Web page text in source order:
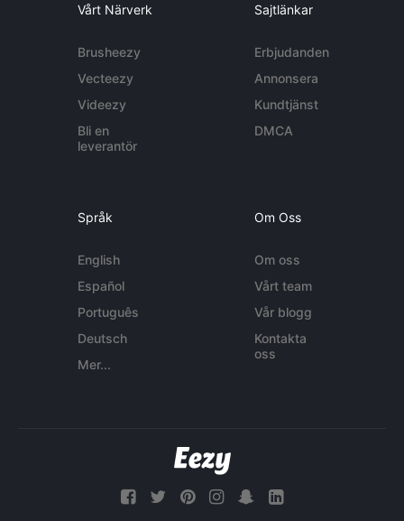
Vårt Närverk
Brusheezy
Vecteezy
Videezy
Bli en
leverantör
Sajtlänkar
Erbjudanden
Annonsera
Kundtjänst
DMCA
Språk
English
Español
Português
Deutsch
Mer...
Om Oss
Om oss
Vårt team
Vår blogg
Kontakta
oss